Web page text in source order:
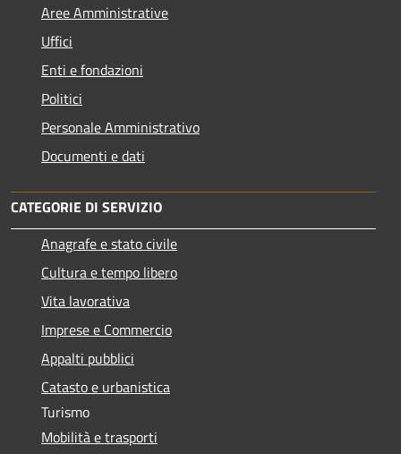
Aree Amministrative
Uffici
Enti e fondazioni
Politici
Personale Amministrativo
Documenti e dati
CATEGORIE DI SERVIZIO
Anagrafe e stato civile
Cultura e tempo libero
Vita lavorativa
Imprese e Commercio
Appalti pubblici
Catasto e urbanistica
Turismo
Mobilità e trasporti